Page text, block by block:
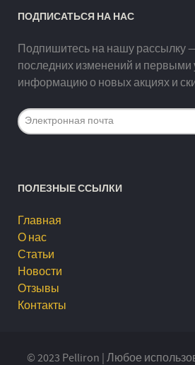
ПОДПИСАТЬСЯ НА НАС
Подпишитесь на нашу рассылку
последних изменений и первыми
информацию о новых акциях и
ПОЛЕЗНЫЕ ССЫЛКИ
Главная
О нас
Статьи
Новости
Отзывы
Контакты
© 2023 Pelliron | Любое